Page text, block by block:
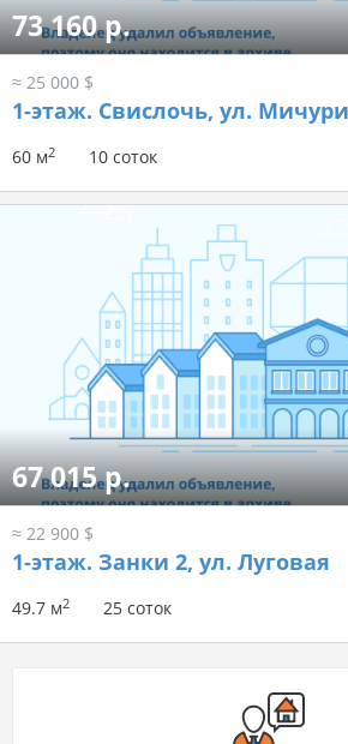
73 160 р.
≈ 25 000 $
1-этаж. Свислочь, ул.
60 м2 10 соток
67 015 р.
≈ 22 900 $
1-этаж. Занки 2, ул. Луговая
49.7 м2 25 соток